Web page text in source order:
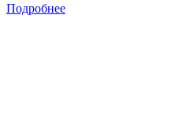
Подробнее